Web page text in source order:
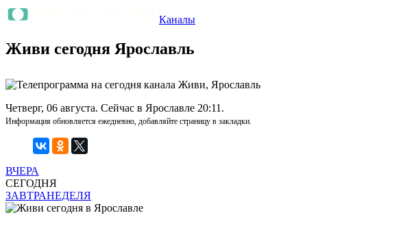
Каналы
Живи сегодня Ярославль
Четверг, 06 августа. Сейчас в Ярославле 20:11.
Информация обновляется ежедневно, добавляйте страницу в закладки.
ВЧЕРА
СЕГОДНЯ
ЗАВТРАНЕДЕЛЯ